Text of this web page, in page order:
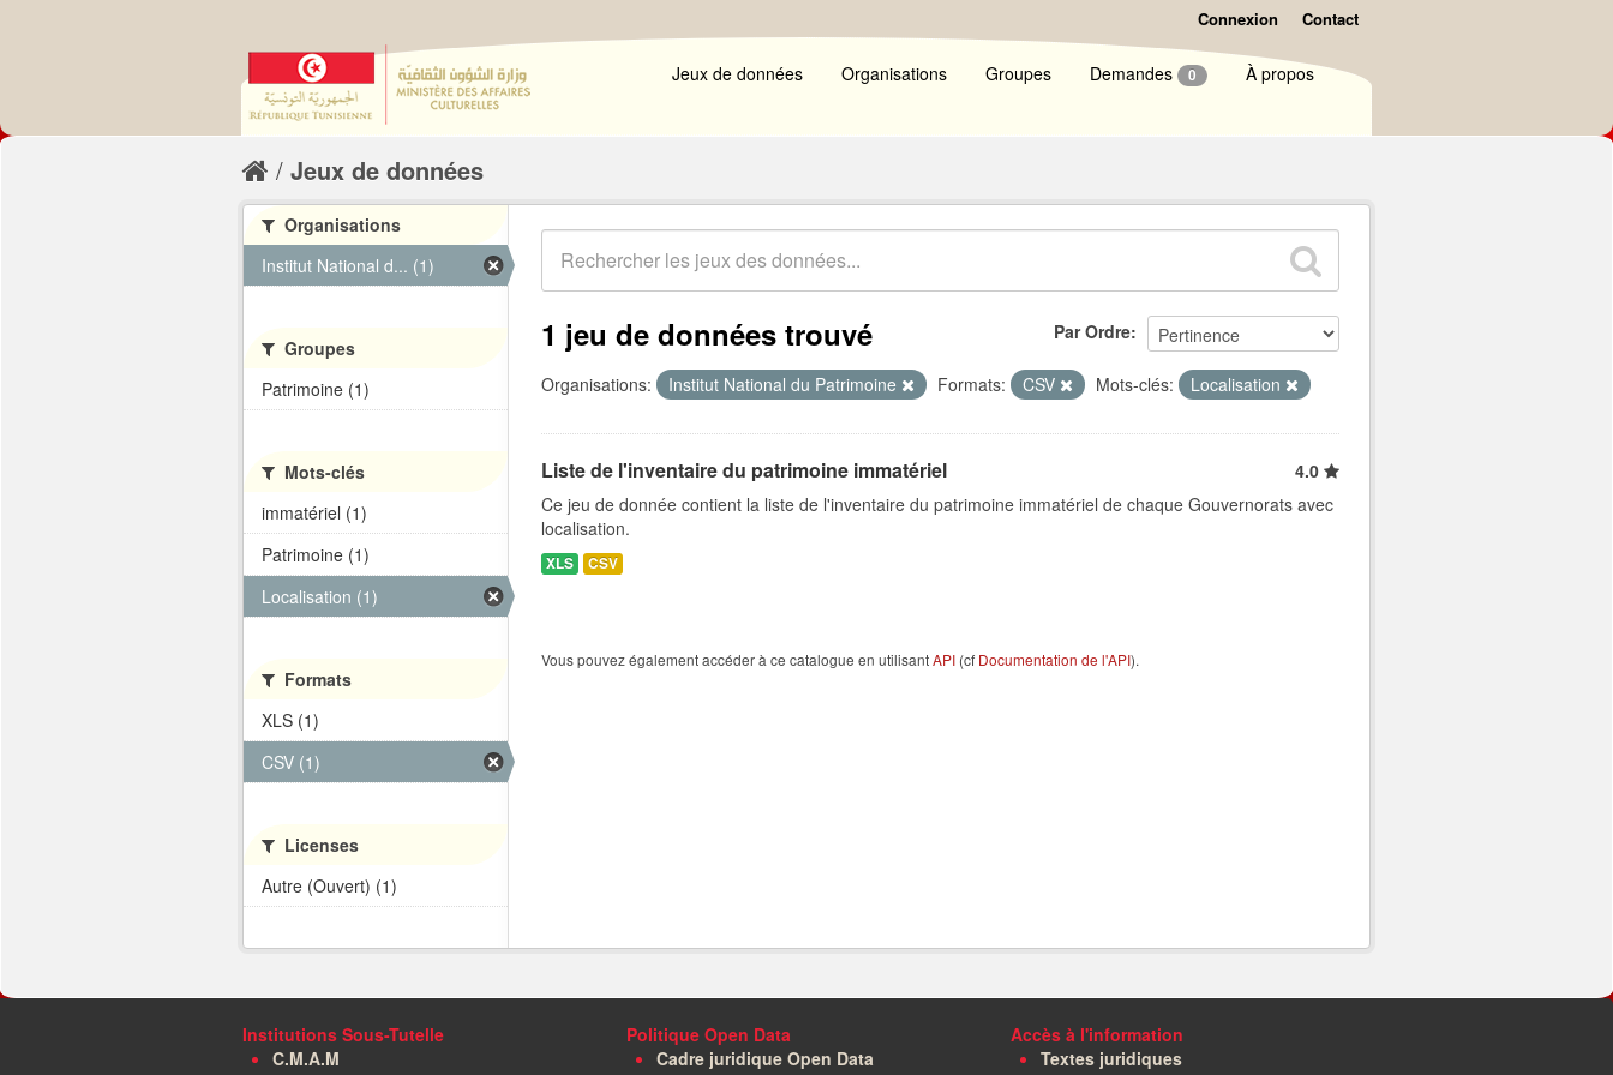
Connexion Contact
Jeux de données Organisations Groupes Demandes 0 À propos
Jeux de données
Par Ordre
1 jeu de données trouvé
Organisations: Institut National du Patrimoine Formats: CSV Mots-clés: Localisation
Liste de l'inventaire du patrimoine immatériel
4.0
Ce jeu de donnée contient la liste de l'inventaire du patrimoine immatériel de chaque Gouvernorats avec
localisation.
XLS CSV
Vous pouvez également accéder à ce catalogue en utilisantAPI (cf Documentation de l'API).
Organisations
Institut National d... (1)
Groupes
Patrimoine (1)
Mots-clés
immatériel (1)
Patrimoine (1)
Localisation (1)
Formats
XLS (1)
CSV (1)
Licenses
Autre (Ouvert) (1)
Institutions Sous-Tutelle
C.M.A.M
Politique Open Data
Cadre juridique Open Data
Accès à l'information
Textes juridiques